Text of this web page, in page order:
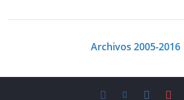
Archivos 2005-2016